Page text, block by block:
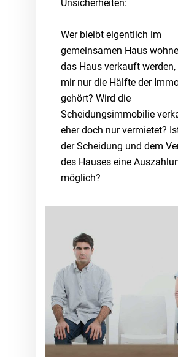
Unsicherheiten:
Wer bleibt eigentlich im
gemeinsamen Haus
das Haus verkauft werden,
mir nur die Hälfte der
gehört? Wird die
Scheidungsimmobilie
eher doch nur vermietet?
der Scheidung und dem
des Hauses eine
möglich?